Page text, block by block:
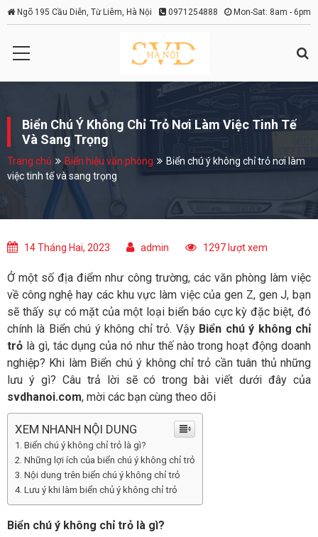
Ngõ 195 Cầu Diễn, Từ Liêm, Hà Nội 0971254888 Mon-Sat: 8am - 6pm
Biển Chú Ý Không Chỉ Trỏ Nơi Làm Việc Tinh Tế
Và Sang Trọng
Trang chủ Biển hiệu văn phòng
Biển chú ý không chỉ trỏ nơi làm
việc tinh tế và sang trọng
14 Tháng Hai, 2023 admin 1297 lượt xem
Ở một số địa điểm như công trường, các văn phòng làm việc
về công nghệ hay các khu vực làm việc của gen Z, gen J, bạn
sẽ thấy sự có mặt của một loại biển báo cực kỳ đặc biệt, đó
chính là Biển chú ý không chỉ trỏ. Vậy Biển chú ý không chỉ
trỏ là gì, tác dụng của nó như thế nào trong hoạt động doanh
nghiệp? Khi làm Biển chú ý không chỉ trỏ cần tuân thủ những
lưu ý gì? Câu trả lời sẽ có trong bài viết dưới đây của
svdhanoi.com, mời các bạn cùng theo dõi
XEM NHANH NỘI DUNG
Biển chú ý không chỉ trỏ là gì?
Những lợi ích của biển chú ý không chỉ trỏ
Nội dung trên biển chú ý không chỉ trỏ
Lưu ý khi làm biển chủ ý không chỉ trỏ
Biển chú ý không chỉ trỏ là gì?